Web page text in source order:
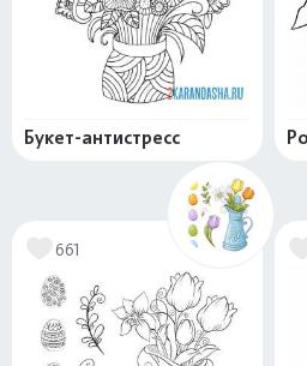
Букет-антистресс
661